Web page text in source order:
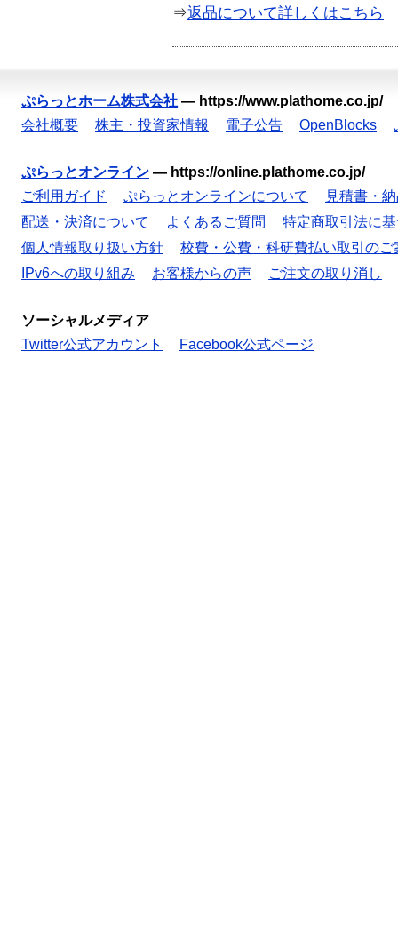
⇒返品について詳しくはこちら
ぷらっとホーム株式会社 — https://www.plathome.co.jp/
会社概要
株主・投資家情報 電子公告 OpenBlocks
ぷらっとオンライン — https://online.plathome.co.jp/
ご利用ガイド
ぷらっとオンラインについて
見積書・
配送・決済について
よくあるご質問
特定商取引法に
個人情報取り扱い方針
校費・公費・科研費払い取引のご
IPv6への取り組み
お客様からの声 ご注文の取り消し
ソーシャルメディア
Twitter公式アカウント
Facebook公式ページ